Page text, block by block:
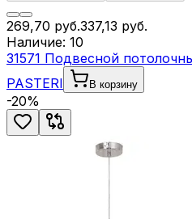
269,70 руб.337,13 руб.
Наличие: 10
31571 Подвесной
PASTERI
В корзину
-20%